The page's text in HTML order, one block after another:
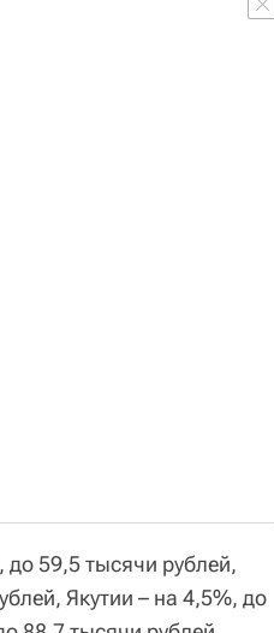
59,5 тысячи рублей,
Якутии – на 4,5%, до